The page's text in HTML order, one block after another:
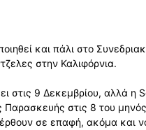
και πάλι στο
στην Καλιφόρνια.
στις 9 Δεκεμβρίου, αλλά η
Παρασκευής στις 8 του
σε επαφή, ακόμα και